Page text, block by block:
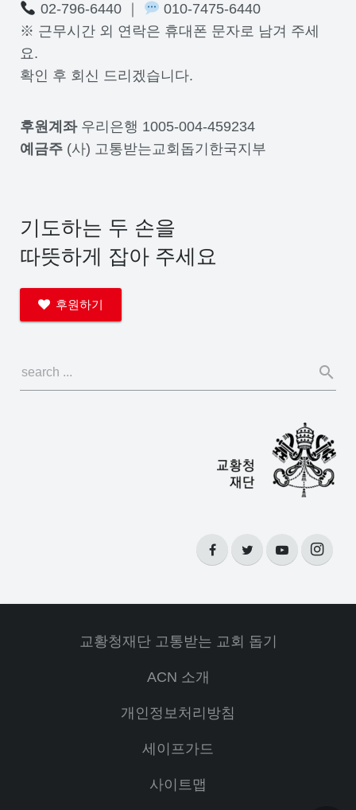
02-796-6440 ｜
010-7475-6440
※ 근무시간 외 연락은 휴대폰 문자로 남겨 주세
요.
확인 후 회신 드리겠습니다.
후원계좌우리은행 1005-004-459234
예금주 (사) 고통받는교회돕기한국지부
기도하는 두 손을
따뜻하게 잡아 주세요
후원하기
교황청재단 고통받는 교회 돕기
ACN 소개
개인정보처리방침
세이프가드
사이트맵